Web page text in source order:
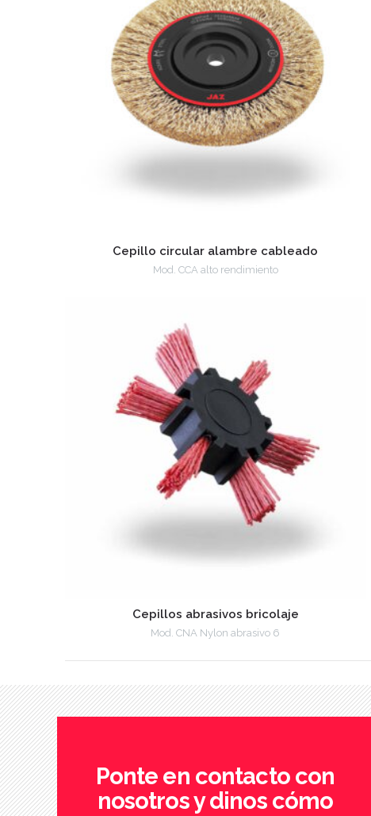
Cepillo circular alambre cableado
Mod. CCA alto rendimiento
Cepillos abrasivos bricolaje
Mod. CNA Nylon abrasivo 6
Ponte en contacto con
nosotros y dinos cómo